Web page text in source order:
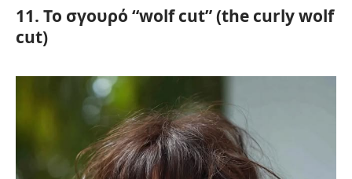
11. Το σγουρό “wolf cut” (the curly wolf
cut)